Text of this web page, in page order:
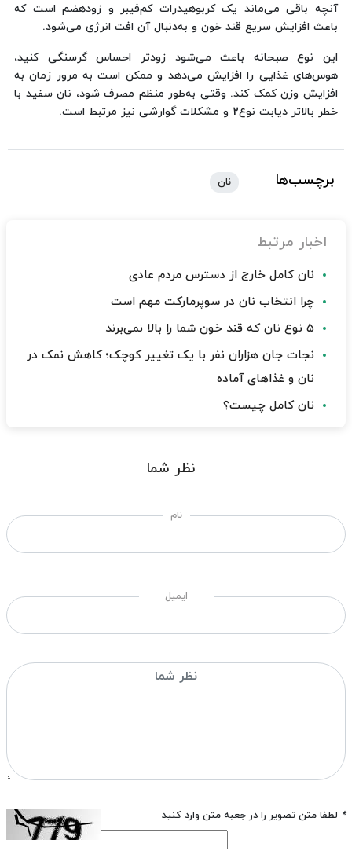
آنچه باقی می‌ماند یک کربوهیدرات کم‌فیبر و زودهضم است که
باعث افزایش سریع قند خون و به‌دنبال آن افت انرژی می‌شود.
این نوع صبحانه باعث می‌شود زودتر احساس گرسنگی کنید،
هوس‌های غذایی را افزایش می‌دهد و ممکن است به مرور زمان به
افزایش وزن کمک کند. وقتی به‌طور منظم مصرف شود، نان سفید با
خطر بالاتر دیابت نوع2 و مشکلات گوارشی نیز مرتبط است.
برچسب‌ها نان
اخبار مرتبط
نان کامل خارج از دسترس مردم عادی
چرا انتخاب نان در سوپرمارکت مهم است
۵ نوع نان که قند خون شما را بالا نمی‌برند
نجات جان هزاران نفر با یک تغییر کوچک؛ کاهش نمک در
نان و غذاهای آماده
نان کامل چیست؟
نظر شما
نام
ایمیل
* لطفا متن تصویر را در جعبه متن وارد کنید